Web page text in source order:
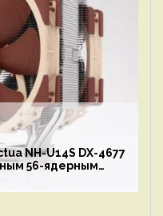
NH-U14S DX-4677
56-ядерным